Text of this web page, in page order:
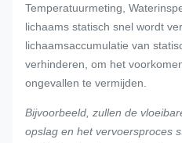
Temperatuurmeting,
lichaams statisch snel wordt
lichaamsaccumulatie van
verhinderen, om het
ongevallen te vermijden.
Bijvoorbeeld, zullen de
opslag en het vervoersproces